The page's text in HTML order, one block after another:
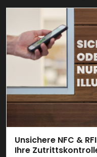
Unsichere NFC &
Ihre